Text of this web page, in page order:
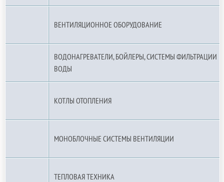
ВЕНТИЛЯЦИОННОЕ ОБОРУДОВАНИЕ
ВОДОНАГРЕВАТЕЛИ, БОЙЛЕРЫ, СИСТЕМЫ ФИЛЬТРАЦИИ
ВОДЫ
КОТЛЫ ОТОПЛЕНИЯ
МОНОБЛОЧНЫЕ СИСТЕМЫ ВЕНТИЛЯЦИИ
ТЕПЛОВАЯ ТЕХНИКА